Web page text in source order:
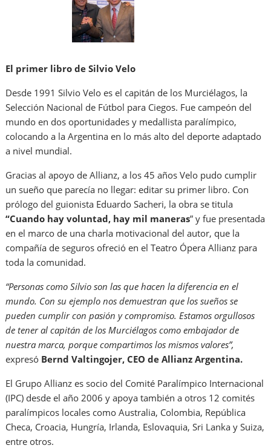
El primer libro de Silvio Velo
Desde 1991 Silvio Velo es el capitán de los Murciélagos, la
Selección Nacional de Fútbol para Ciegos. Fue campeón del
mundo en dos oportunidades y medallista paralímpico,
colocando a la Argentina en lo más alto del deporte adaptado
a nivel mundial.
Gracias al apoyo de Allianz, a los 45 años Velo pudo cumplir
un sueño que parecía no llegar: editar su primer libro. Con
prólogo del guionista Eduardo Sacheri, la obra se titula
“Cuando hay voluntad, hay mil maneras” y fue presentada
en el marco de una charla motivacional del autor, que la
compañía de seguros ofreció en el Teatro Ópera Allianz para
toda la comunidad.
“Personas como Silvio son las que hacen la diferencia en el
mundo. Con su ejemplo nos demuestran que los sueños se
pueden cumplir con pasión y compromiso. Estamos orgullosos
de tener al capitán de los Murciélagos como embajador de
nuestra marca, porque compartimos los mismos valores”,
expresó Bernd Valtingojer, CEO de Allianz Argentina.
El Grupo Allianz es socio del Comité Paralímpico Internacional
(IPC) desde el año 2006 y apoya también a otros 12 comités
paralímpicos locales como Australia, Colombia, República
Checa, Croacia, Hungría, Irlanda, Eslovaquia, Sri Lanka y Suiza,
entre otros.